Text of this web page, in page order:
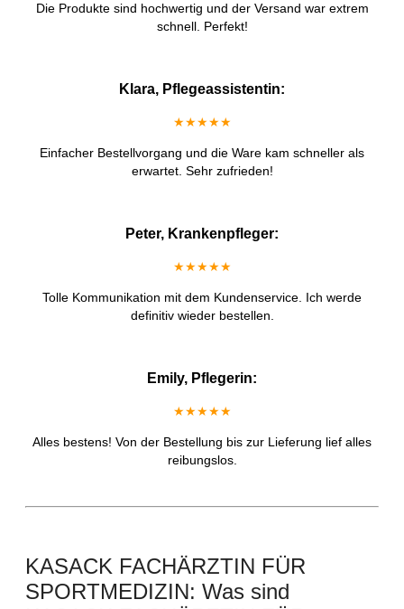
Die Produkte sind hochwertig und der Versand war extrem
schnell. Perfekt!
Klara, Pflegeassistentin:
★★★★★
Einfacher Bestellvorgang und die Ware kam schneller als
erwartet. Sehr zufrieden!
Peter, Krankenpfleger:
★★★★★
Tolle Kommunikation mit dem Kundenservice. Ich werde
definitiv wieder bestellen.
Emily, Pflegerin:
★★★★★
Alles bestens! Von der Bestellung bis zur Lieferung lief alles
reibungslos.
KASACK FACHÄRZTIN FÜR
SPORTMEDIZIN: Was sind